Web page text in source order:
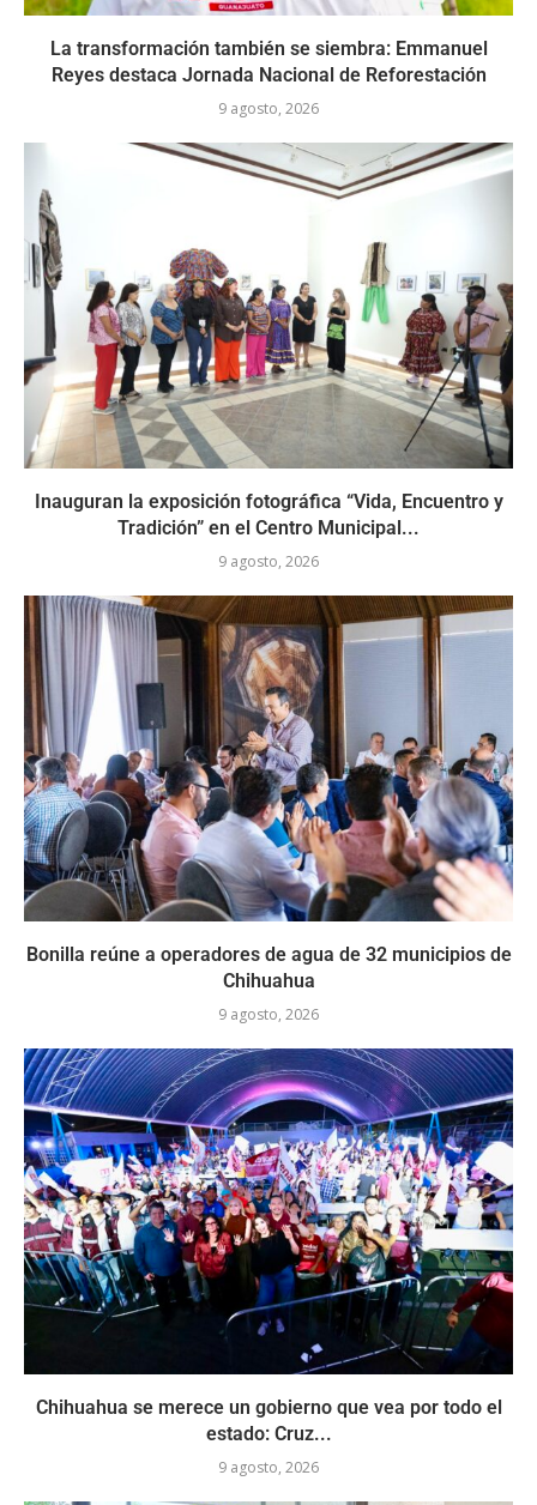
La transformación también se siembra: Emmanuel
Reyes destaca Jornada Nacional de Reforestación
9 agosto, 2026
Inauguran la exposición fotográfica “Vida, Encuentro y
Tradición” en el Centro Municipal...
9 agosto, 2026
Bonilla reúne a operadores de agua de 32 municipios de
Chihuahua
9 agosto, 2026
Chihuahua se merece un gobierno que vea por todo el
estado: Cruz...
9 agosto, 2026